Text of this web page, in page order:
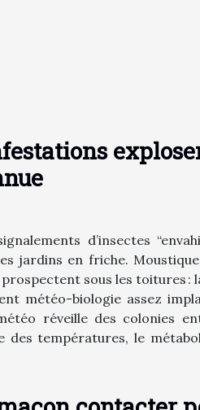
d’insectes
jardins en friche.
sous les toitures :
météo-biologie assez
réveille des colonies
des températures, le